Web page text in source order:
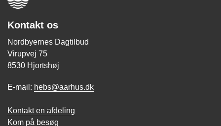
Kontakt os
Nordbyernes Dagtilbud
Virupvej 75
8530 Hjortshøj
E-mail: hebs@aarhus.dk
Kontakt en afdeling
Kom på besøg